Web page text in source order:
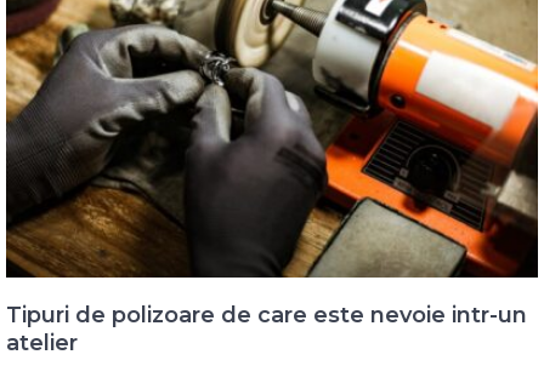
Tipuri de polizoare de care este nevoie intr-un
atelier